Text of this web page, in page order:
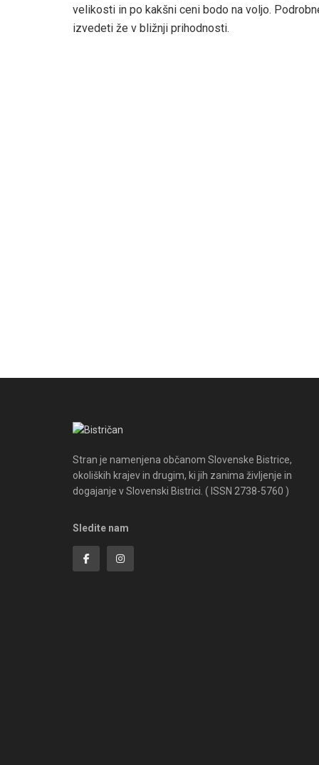
velikosti in po kakšni ceni bodo na voljo.
izvedeti že v bližnji prihodnosti.
Stran je namenjena občanom Slovenske Bistrice,
okoliških krajev in drugim, ki jih zanima življenje in
dogajanje v Slovenski Bistrici. ( ISSN 2738-5760 )
Sledite nam